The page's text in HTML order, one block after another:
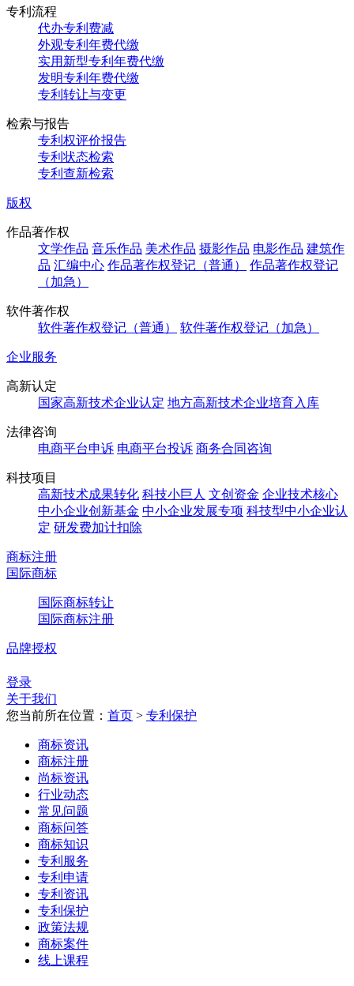
专利流程
代办专利费减
外观专利年费代缴
实用新型专利年费代缴
发明专利年费代缴
专利转让与变更
检索与报告
专利权评价报告
专利状态检索
专利查新检索
版权
作品著作权
文学作品 音乐作品 美术作品 摄影作品 电影作品 建筑作
品 汇编中心 作品著作权登记（普通）
作品著作权登记
（加急）
软件著作权
软件著作权登记（普通）
软件著作权登记（加急）
企业服务
高新认定
国家高新技术企业认定 地方高新技术企业培育入库
法律咨询
电商平台申诉 电商平台投诉 商务合同咨询
科技项目
高新技术成果转化 科技小巨人 文创资金 企业技术核心
中小企业创新基金 中小企业发展专项 科技型中小企业认
定 研发费加计扣除
商标注册
国际商标
国际商标转让
国际商标注册
品牌授权
登录
关于我们
您当前所在位置： 首页 > 专利保护
商标资讯
商标注册
尚标资讯
行业动态
常见问题
商标问答
商标知识
专利服务
专利申请
专利资讯
专利保护
政策法规
商标案件
线上课程